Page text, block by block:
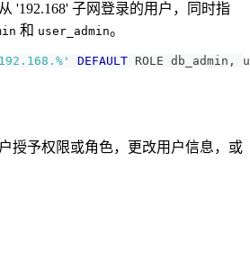
'192.168' 子网登录的用户，同时指
和 user_admin。
DEFAULT ROLE db_admin ,
授予权限或角色，更改用户信息，或